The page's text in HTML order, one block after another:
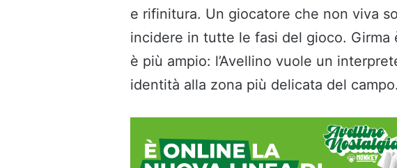
e rifinitura. Un giocatore che non viva
incidere in tutte le fasi del gioco. Girma
è più ampio: l’Avellino vuole un
identità alla zona più delicata del campo.